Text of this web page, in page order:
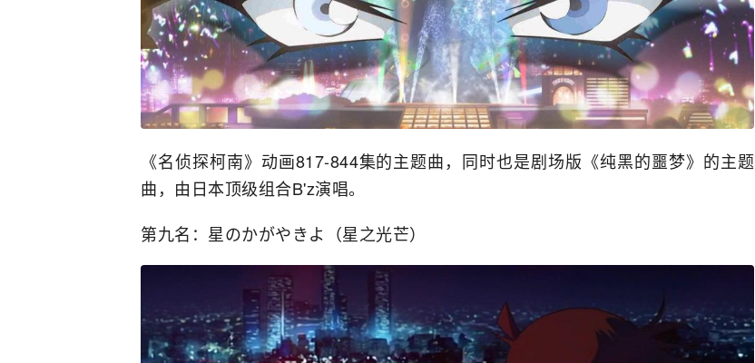
《名侦探柯南》动画817-844集的主题曲，同时也是剧场版《纯黑的噩梦》的主题
曲，由日本顶级组合B'z演唱。
第九名：星のかがやきよ（星之光芒）